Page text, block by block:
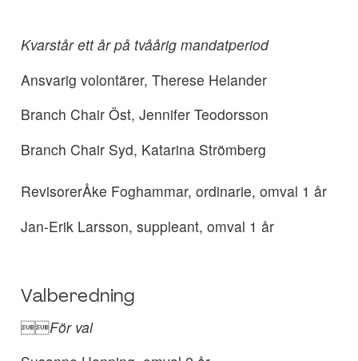
Kvarstår ett år på tvåårig mandatperiod
Ansvarig volontärer, Therese Helander
Branch Chair Öst, Jennifer Teodorsson
Branch Chair Syd, Katarina Strömberg
RevisorerÅke Foghammar, ordinarie, omval 1 år
Jan-Erik Larsson, suppleant, omval 1 år
Valberedning
För val